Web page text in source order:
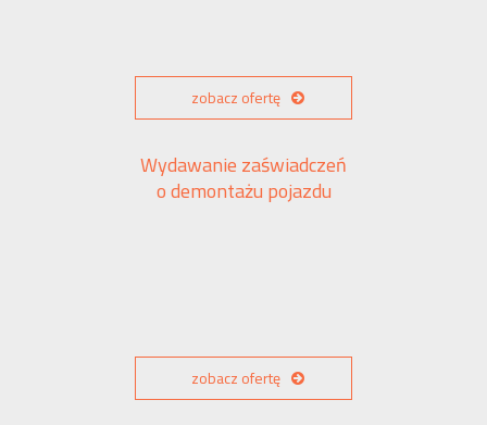
zobacz ofertę
Wydawanie zaświadczeń
o demontażu pojazdu
zobacz ofertę